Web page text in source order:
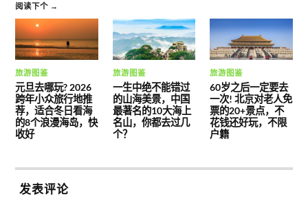
阅读下个 →
旅游图鉴
元旦去哪玩? 2026
跨年小众旅行地推
荐，适合冬日看海
的8个浪漫海岛，快
收好
旅游图鉴
一生中绝不能错过
的山海美景，中国
最著名的10大海上
名山，你都去过几
个？
旅游图鉴
60岁之后一定要去
一次! 北京对老人免
票的20+景点，不
花钱还好玩，不限
户籍
发表评论